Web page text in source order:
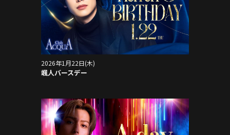
2026年1月22日(木)
颯人バースデー